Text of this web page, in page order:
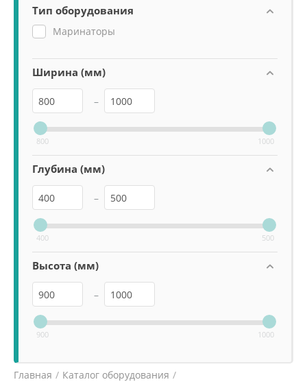
Тип оборудования
Маринаторы
Ширина (мм)
–
800 1000
Глубина (мм)
–
400 500
Высота (мм)
–
900 1000
Главная / Каталог оборудования /